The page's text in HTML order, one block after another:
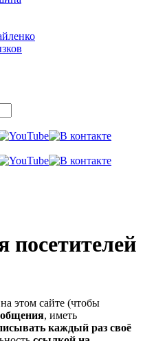
посетителей
этом сайте (чтобы
, иметь
каждый раз своё